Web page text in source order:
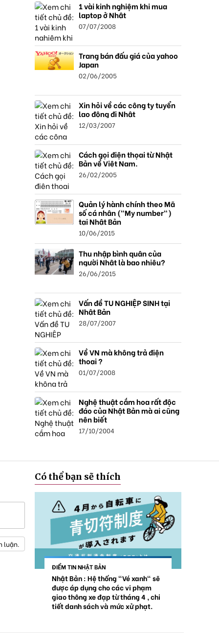
1 vài kinh nghiệm khi mua
laptop ở Nhật
07/07/2008
Trang bán đấu giá của yahoo
Japan
02/06/2005
Xin hỏi về các công ty tuyển
lao động đi Nhật
12/03/2007
Cách gọi điện thọai từ Nhật
Bản về Việt Nam.
26/02/2005
Quản lý hành chính theo Mã
số cá nhân ("My number")
tại Nhật Bản
10/06/2015
Thu nhập bình quân của
người Nhật là bao nhiêu?
26/06/2015
Vấn đề TU NGHIỆP SINH tại
Nhật Bản
28/07/2007
Về VN mà không trả điện
thoại ?
01/07/2008
Nghệ thuật cắm hoa rất độc
đáo của Nhật Bản mà ai cũng
nên biết
17/10/2004
luận.
Có thể bạn sẽ thích
ĐIỂM TIN NHẬT BẢN
Nhật Bản : Hệ thống "Vé xanh" sẽ
được áp dụng cho các vi phạm
giao thông xe đạp từ tháng 4 , chi
tiết danh sách và mức xử phạt.